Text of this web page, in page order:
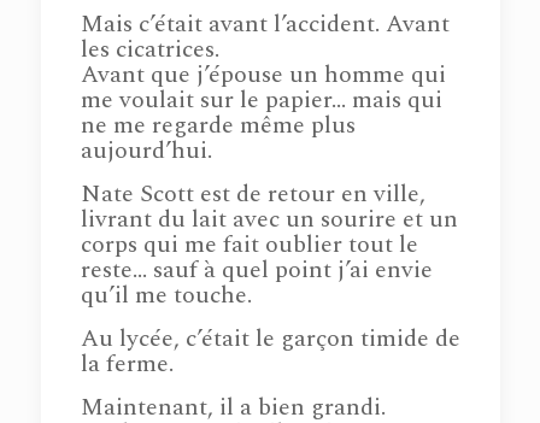
Mais c’était avant l’accident. Avant
les cicatrices.
Avant que j’épouse un homme qui
me voulait sur le papier… mais qui
ne me regarde même plus
aujourd’hui.
Nate Scott est de retour en ville,
livrant du lait avec un sourire et un
corps qui me fait oublier tout le
reste… sauf à quel point j’ai envie
qu’il me touche.
Au lycée, c’était le garçon timide de
la ferme.
Maintenant, il a bien grandi.